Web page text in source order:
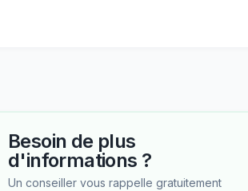
Besoin de plus
d'informations ?
Un conseiller vous rappelle gratuitement